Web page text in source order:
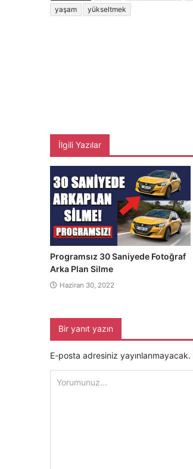
yaşam
yükseltmek
İlgili Yazılar
Programsız 30 Saniyede Fotoğraf
Arka Plan Silme
Haziran 30, 2022
Bir yanıt yazın
E-posta adresiniz yayınlanmayacak.